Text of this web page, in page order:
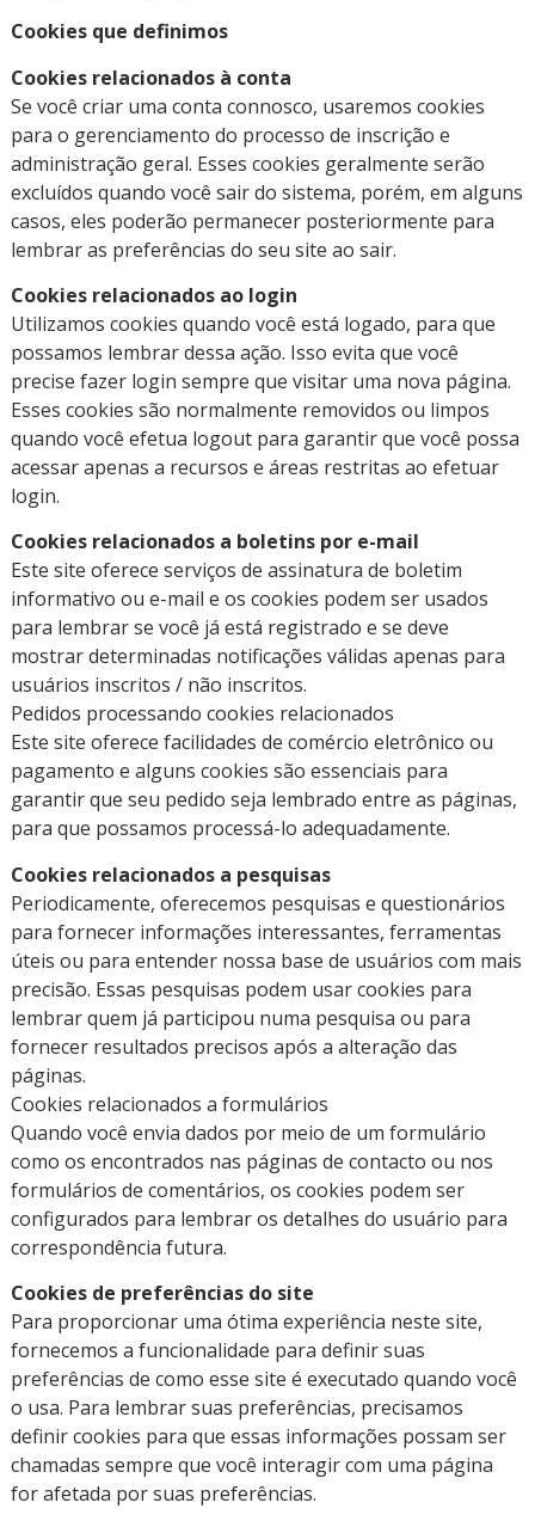
Cookies que definimos
Cookies relacionados à conta
Se você criar uma conta connosco, usaremos cookies
para o gerenciamento do processo de inscrição e
administração geral. Esses cookies geralmente serão
excluídos quando você sair do sistema, porém, em alguns
casos, eles poderão permanecer posteriormente para
lembrar as preferências do seu site ao sair.
Cookies relacionados ao login
Utilizamos cookies quando você está logado, para que
possamos lembrar dessa ação. Isso evita que você
precise fazer login sempre que visitar uma nova página.
Esses cookies são normalmente removidos ou limpos
quando você efetua logout para garantir que você possa
acessar apenas a recursos e áreas restritas ao efetuar
login.
Cookies relacionados a boletins por e-mail
Este site oferece serviços de assinatura de boletim
informativo ou e-mail e os cookies podem ser usados
para lembrar se você já está registrado e se deve
mostrar determinadas notificações válidas apenas para
usuários inscritos / não inscritos.
Pedidos processando cookies relacionados
Este site oferece facilidades de comércio eletrônico ou
pagamento e alguns cookies são essenciais para
garantir que seu pedido seja lembrado entre as páginas,
para que possamos processá-lo adequadamente.
Cookies relacionados a pesquisas
Periodicamente, oferecemos pesquisas e questionários
para fornecer informações interessantes, ferramentas
úteis ou para entender nossa base de usuários com mais
precisão. Essas pesquisas podem usar cookies para
lembrar quem já participou numa pesquisa ou para
fornecer resultados precisos após a alteração das
páginas.
Cookies relacionados a formulários
Quando você envia dados por meio de um formulário
como os encontrados nas páginas de contacto ou nos
formulários de comentários, os cookies podem ser
configurados para lembrar os detalhes do usuário para
correspondência futura.
Cookies de preferências do site
Para proporcionar uma ótima experiência neste site,
fornecemos a funcionalidade para definir suas
preferências de como esse site é executado quando você
o usa. Para lembrar suas preferências, precisamos
definir cookies para que essas informações possam ser
chamadas sempre que você interagir com uma página
for afetada por suas preferências.